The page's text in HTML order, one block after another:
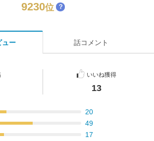
9230位 ？
ュー 話コメント
いいね獲得
13
20
49
17